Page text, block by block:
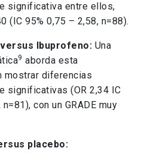
significativa entre ellos,
(IC 95% 0,75 – 2,58, n=88).
Ibuprofeno: Una
9 aborda esta
mostrar diferencias
significativas (OR 2,34 IC
con un GRADE muy
placebo: